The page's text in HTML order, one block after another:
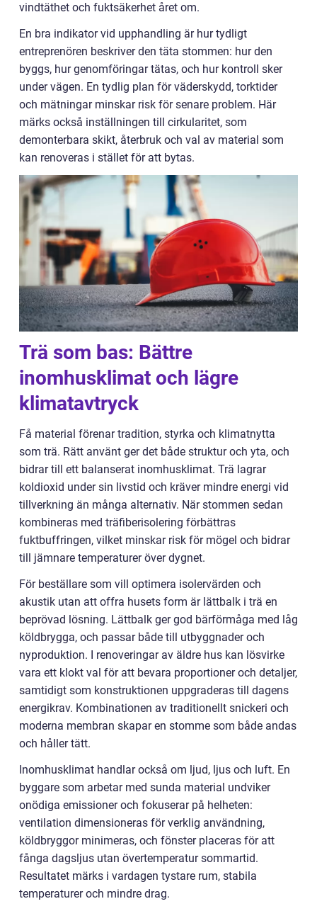
vindtäthet och fuktsäkerhet året om.
En bra indikator vid upphandling är hur tydligt
entreprenören beskriver den täta stommen: hur den
byggs, hur genomföringar tätas, och hur kontroll sker
under vägen. En tydlig plan för väderskydd, torktider
och mätningar minskar risk för senare problem. Här
märks också inställningen till cirkularitet, som
demonterbara skikt, återbruk och val av material som
kan renoveras i stället för att bytas.
Trä som bas: Bättre
inomhusklimat och lägre
klimatavtryck
Få material förenar tradition, styrka och klimatnytta
som trä. Rätt använt ger det både struktur och yta, och
bidrar till ett balanserat inomhusklimat. Trä lagrar
koldioxid under sin livstid och kräver mindre energi vid
tillverkning än många alternativ. När stommen sedan
kombineras med träfiberisolering förbättras
fuktbuffringen, vilket minskar risk för mögel och bidrar
till jämnare temperaturer över dygnet.
För beställare som vill optimera isolervärden och
akustik utan att offra husets form är lättbalk i trä en
beprövad lösning. Lättbalk ger god bärförmåga med låg
köldbrygga, och passar både till utbyggnader och
nyproduktion. I renoveringar av äldre hus kan lösvirke
vara ett klokt val för att bevara proportioner och detaljer,
samtidigt som konstruktionen uppgraderas till dagens
energikrav. Kombinationen av traditionellt snickeri och
moderna membran skapar en stomme som både andas
och håller tätt.
Inomhusklimat handlar också om ljud, ljus och luft. En
byggare som arbetar med sunda material undviker
onödiga emissioner och fokuserar på helheten:
ventilation dimensioneras för verklig användning,
köldbryggor minimeras, och fönster placeras för att
fånga dagsljus utan övertemperatur sommartid.
Resultatet märks i vardagen tystare rum, stabila
temperaturer och mindre drag.